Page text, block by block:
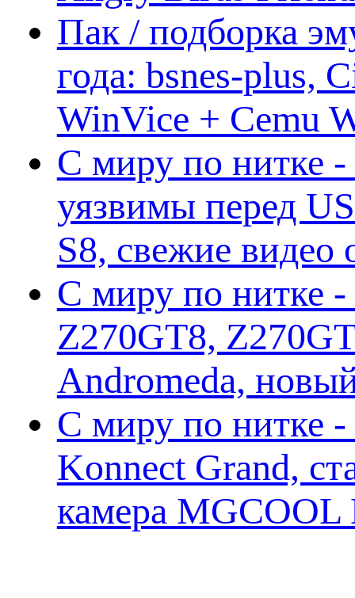
Пак / подборка
года: bsnes-plus,
WinVice + Cemu
С миру по нитке
уязвимы перед
S8, свежие
С миру по нитке -
Z270GT8,
Andromeda,
С миру по нитке -
Konnect Grand,
камера MGCOOL